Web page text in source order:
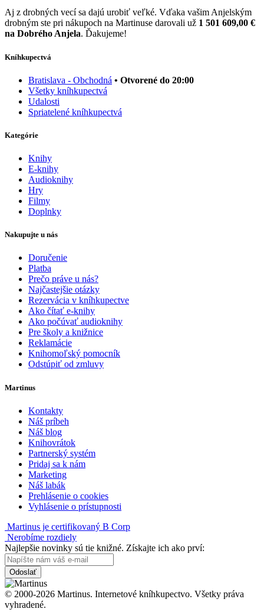
Aj z drobných vecí sa dajú urobiť veľké. Vďaka vašim Anjelským
drobným ste pri nákupoch na Martinuse darovali už 1 501 609,00 €
na Dobrého Anjela. Ďakujeme!
Kníhkupectvá
Bratislava - Obchodná • Otvorené do 20:00
Všetky kníhkupectvá
Udalosti
Spriatelené kníhkupectvá
Kategórie
Knihy
E-knihy
Audioknihy
Hry
Filmy
Doplnky
Nakupujte u nás
Doručenie
Platba
Prečo práve u nás?
Najčastejšie otázky
Rezervácia v kníhkupectve
Ako čítať e-knihy
Ako počúvať audioknihy
Pre školy a knižnice
Reklamácie
Knihomoľský pomocník
Odstúpiť od zmluvy
Martinus
Kontakty
Náš príbeh
Náš blog
Knihovrátok
Partnerský systém
Pridaj sa k nám
Marketing
Náš labák
Prehlásenie o cookies
Vyhlásenie o prístupnosti
Martinus je certifikovaný B Corp
Nerobíme rozdiely
Najlepšie novinky sú tie knižné. Získajte ich ako prví:
Odoslať
© 2000-2026 Martinus. Internetové kníhkupectvo. Všetky práva
vyhradené.